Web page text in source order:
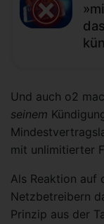
Und auch o2
seinem
mit unlimitierter
Als Reaktion auf
Netzbetreibern
Prinzip aus der